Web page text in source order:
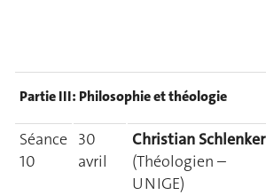
Partie III : Philosophie et théologie
Séance
10
30
avril
Christian Schlenker
(Théologien –
UNIGE)